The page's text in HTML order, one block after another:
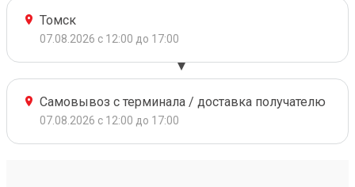
Томск
07.08.2026 с 12:00 до 17:00
Самовывоз с терминала / доставка получателю
07.08.2026 с 12:00 до 17:00